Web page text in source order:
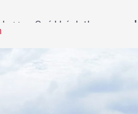
Quý khách tham quan
là di sản văn hóa thế giới.
TCN, hầm mộ được phát hiện
và ngựa trong tư thế trang
trụ và binh khí như để bắt